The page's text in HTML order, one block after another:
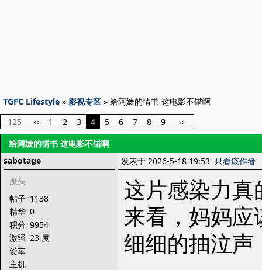
TGFC Lifestyle » 影视专区 » 给阿嬷的情书 这电影不错啊
125
‹‹ 1 2 3 4 5 6 7 8 9 ››
给阿嬷的情书 这电影不错啊
sabotage
魔头
帖子 1138
精华 0
积分 9954
激骚 23 度
爱车
主机
发表于 2026-5-18 19:53 只看该作者
这片感染力
来看，妈妈
细细的抽泣声